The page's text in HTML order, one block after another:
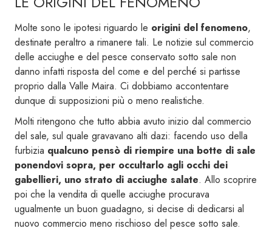
Molte sono le ipotesi riguardo le origini del fenomeno,
destinate peraltro a rimanere tali. Le notizie sul commercio
delle acciughe e del pesce conservato sotto sale non
danno infatti risposta del come e del perché si partisse
proprio dalla Valle Maira. Ci dobbiamo accontentare
dunque di supposizioni più o meno realistiche.
Molti ritengono che tutto abbia avuto inizio dal commercio
del sale, sul quale gravavano alti dazi: facendo uso della
furbizia qualcuno pensò di riempire una botte di sale
ponendovi sopra, per occultarlo agli occhi dei
gabellieri, uno strato di acciughe salate. Allo scoprire
poi che la vendita di quelle acciughe procurava
ugualmente un buon guadagno, si decise di dedicarsi al
nuovo commercio meno rischioso del pesce sotto sale.